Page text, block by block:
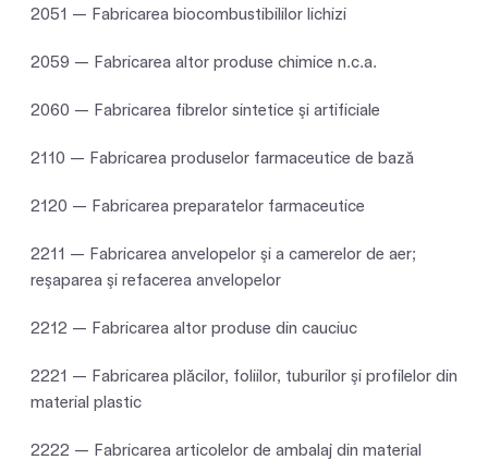
2051 — Fabricarea biocombustibililor lichizi
2059 — Fabricarea altor produse chimice n.c.a.
2060 — Fabricarea fibrelor sintetice şi artificiale
2110 — Fabricarea produselor farmaceutice de bază
2120 — Fabricarea preparatelor farmaceutice
2211 — Fabricarea anvelopelor şi a camerelor de aer;
reşaparea şi refacerea anvelopelor
2212 — Fabricarea altor produse din cauciuc
2221 — Fabricarea plăcilor, foliilor, tuburilor şi profilelor din
material plastic
2222 — Fabricarea articolelor de ambalaj din material